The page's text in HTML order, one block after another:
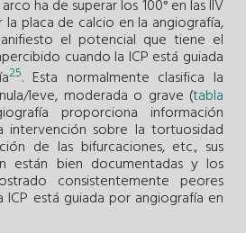
ha de superar los 100° en las IIV
placa de calcio en la angiografía,
el potencial que tiene el
cuando la ICP está guiada
25. Esta normalmente clasifica la
leve, moderada o grave (tabla
proporciona información
intervención sobre la tortuosidad
de las bifurcaciones, etc., sus
están bien documentadas y los
consistentemente peores
ICP está guiada por angiografía en